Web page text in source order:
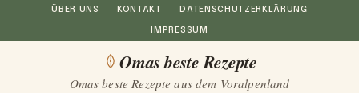
Inhalt
ÜBER UNS KONTAKT DATENSCHUTZERKLÄRUNG
IMPRESSUM
Omas beste Rezepte
Omas beste Rezepte aus dem Voralpenland